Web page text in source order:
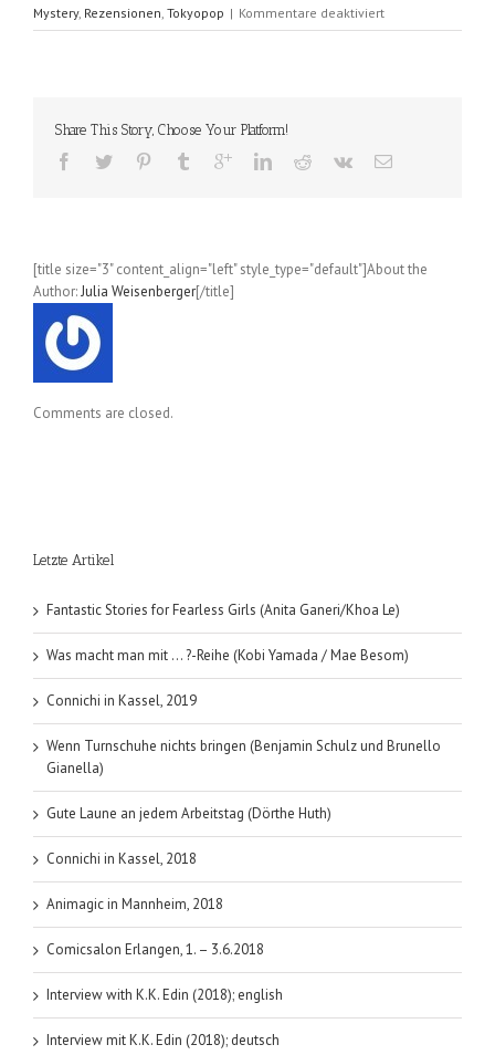
Mystery, Rezensionen Tokyopop | Kommentare deaktiviertfür
Hyouka
1
Share This Story, Choose Your Platform!
[title size="3" content_align="left" style_type="default"]About the
Author:Julia Weisenberger[/title]
Comments are closed.
Letzte Artikel
Fantastic Stories for Fearless Girls (Anita Ganeri/Khoa Le)
Was macht man mit … ?-Reihe (Kobi Yamada / Mae Besom)
Connichi in Kassel, 2019
Wenn Turnschuhe nichts bringen (Benjamin Schulz und Brunello
Gianella)
Gute Laune an jedem Arbeitstag (Dörthe Huth)
Connichi in Kassel, 2018
Animagic in Mannheim, 2018
Comicsalon Erlangen, 1. – 3.6.2018
Interview with K.K. Edin (2018); english
Interview mit K.K. Edin (2018); deutsch